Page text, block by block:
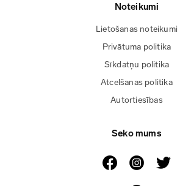
Noteikumi
Lietošanas noteikumi
Privātuma politika
Sīkdatņu politika
Atcelšanas politika
Autortiesības
Seko mums